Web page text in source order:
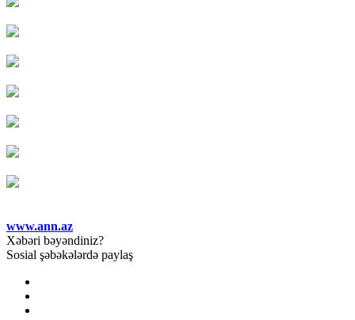
www.ann.az
Xəbəri bəyəndiniz?
Sosial şəbəkələrdə paylaş